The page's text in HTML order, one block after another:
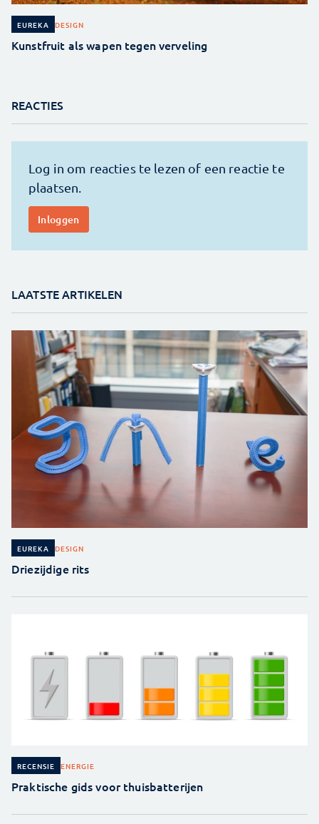
EUREKA DESIGN
Kunstfruit als wapen tegen verveling
REACTIES
LAATSTE ARTIKELEN
EUREKA DESIGN
Driezijdige rits
RECENSIE ENERGIE
Praktische gids voor thuisbatterijen